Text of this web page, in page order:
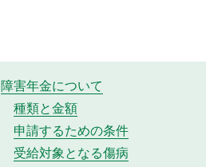
障害年金について
種類と金額
申請するための条件
受給対象となる傷病